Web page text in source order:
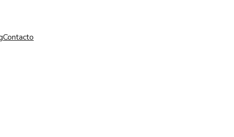
Contacto